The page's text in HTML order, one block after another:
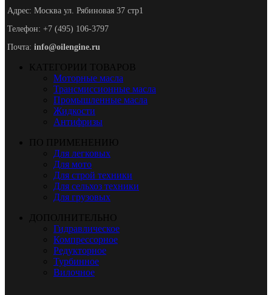
Адрес: Москва ул. Рябиновая 37 стр1
Телефон: +7 (495) 106-3797
Почта: info@oilengine.ru
КАТЕГОРИИ ТОВАРОВ
Моторные масла
Трансмиссионные масла
Промышленные масла
Жидкости
Антифризы
ПО ПРИМЕНЕНИЮ
Для легковых
Для мото
Для строй техники
Для сельхоз техники
Для грузовых
ДОПОЛНИТЕЛЬНО
Гидравлическое
Компрессорное
Редукторное
Турбинное
Вилочное